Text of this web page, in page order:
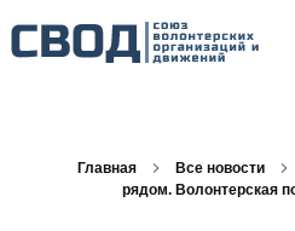
Главная Все новости
рядом. Волонтерская